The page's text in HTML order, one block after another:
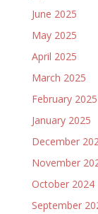
June 2025
May 2025
April 2025
March 2025
February 2025
January 2025
December
November
October 2024
September